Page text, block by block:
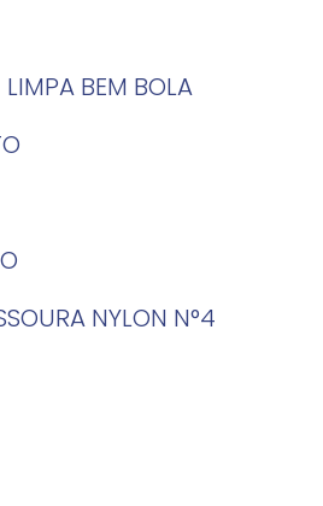
LIMPA BEM BOLA
NYLON N°4